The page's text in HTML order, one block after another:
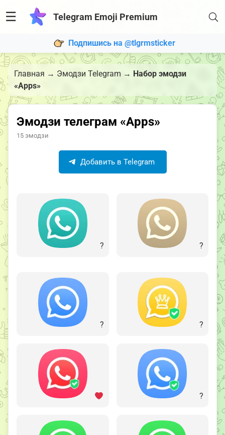
☰ Telegram Emoji Premium
Подпишись на @tlgrmsticker
Главная → Эмодзи Telegram → Набор эмодзи
«Apps»
Эмодзи телеграм «Apps»
15 эмодзи
Добавить в Telegram
? ?
? ?
?